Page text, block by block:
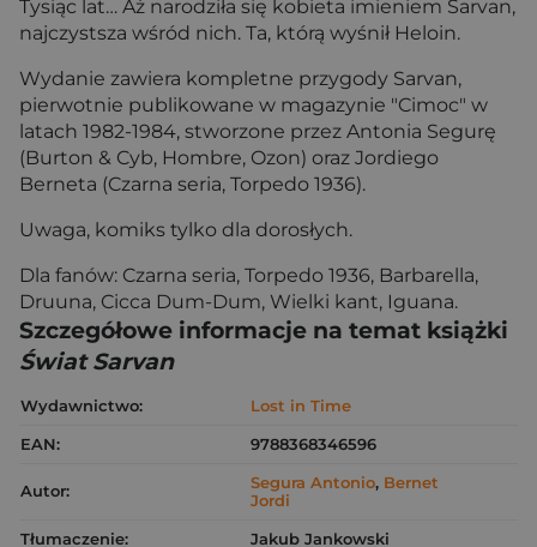
Tysiąc lat… Aż narodziła się kobieta imieniem Sarvan,
najczystsza wśród nich. Ta, którą wyśnił Heloin.
Wydanie zawiera kompletne przygody Sarvan,
pierwotnie publikowane w magazynie "Cimoc" w
latach 1982-1984, stworzone przez Antonia Segurę
(Burton & Cyb, Hombre, Ozon) oraz Jordiego
Berneta (Czarna seria, Torpedo 1936).
Uwaga, komiks tylko dla dorosłych.
Dla fanów: Czarna seria, Torpedo 1936, Barbarella,
Druuna, Cicca Dum-Dum, Wielki kant, Iguana.
Szczegółowe informacje na temat książki
Świat Sarvan
Wydawnictwo:
Lost in Time
EAN:
9788368346596
Autor: Segura Antonio, Bernet
Jordi
Tłumaczenie:
Jakub Jankowski